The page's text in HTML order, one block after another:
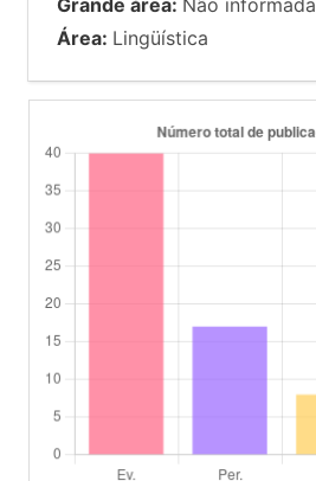
Grande área: Não informada
Área: Lingüística